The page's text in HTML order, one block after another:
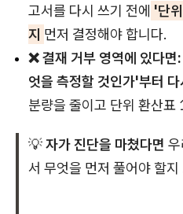
고서를 다시 쓰기 전에 '단
지 먼저 결정해야 합니다.
❌ 결재 거부 영역에 있다면:
엇을 측정할 것인가'부터 다
분량을 줄이고 단위 환산표
💡자가 진단을 마쳤다면
서 무엇을 먼저 풀어야 할지